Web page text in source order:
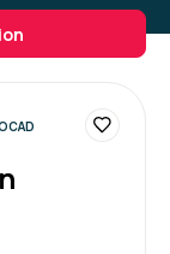
j'aurais pu